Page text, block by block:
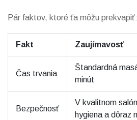
Pár faktov, ktoré ťa môžu prekvapiť:
Fakt Zaujímavosť
Čas trvania
Štandardná
minút
Bezpečnosť
V kvalitnom
hygiena a dôraz